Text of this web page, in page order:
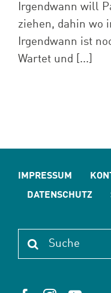
Irgendwann will
ziehen, dahin wo
Irgendwann ist
Wartet und [...]
IMPRESSUM
DATENSCHUTZ
Suche